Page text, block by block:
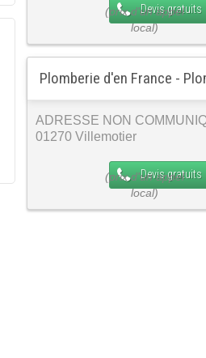
Devis gratuits
Plomberie d'en France -
ADRESSE NON
01270 Villemotier
Devis gratuits